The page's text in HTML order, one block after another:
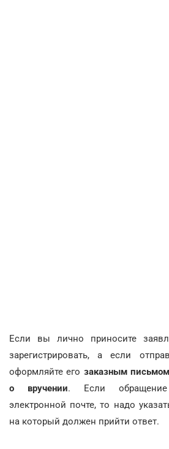
Если вы лично приносите
зарегистрировать, а если
оформляйте его заказным
о вручении. Если обращение
электронной почте, то надо
на который должен прийти ответ.